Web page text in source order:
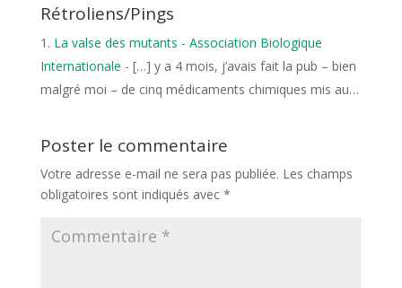
Rétroliens/Pings
La valse des mutants - Association Biologique
Internationale - […] y a 4 mois, j’avais fait la pub – bien
malgré moi – de cinq médicaments chimiques mis au…
Poster le commentaire
Votre adresse e-mail ne sera pas publiée. Les champs
obligatoires sont indiqués avec *